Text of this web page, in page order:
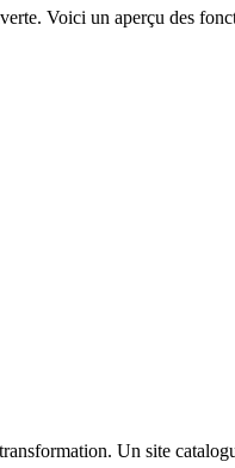
Voici un aperçu des
Un site